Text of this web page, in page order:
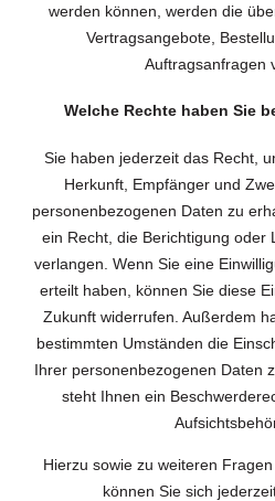
werden können, werden die
Vertragsangebote,
Auftragsanfragen
Welche Rechte haben Sie
Sie haben jederzeit das Recht,
Herkunft, Empfänger und
personenbezogenen Daten zu
ein Recht, die Berichtigung oder
verlangen. Wenn Sie eine
erteilt haben, können Sie diese
Zukunft widerrufen. Außerdem
bestimmten Umständen die
Ihrer personenbezogenen Daten
steht Ihnen ein
Hierzu sowie zu weiteren
können Sie sich